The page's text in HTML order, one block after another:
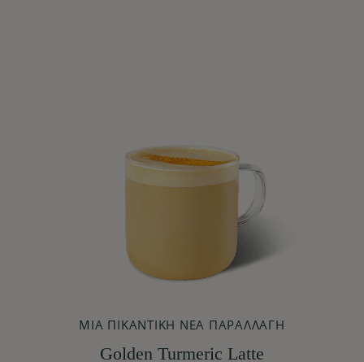
Golden Turmeric Latte
ΜΙΑ ΠΙΚΆΝΤΙΚΗ ΝΈΑ ΠΑΡΑΛΛΑΓΉ